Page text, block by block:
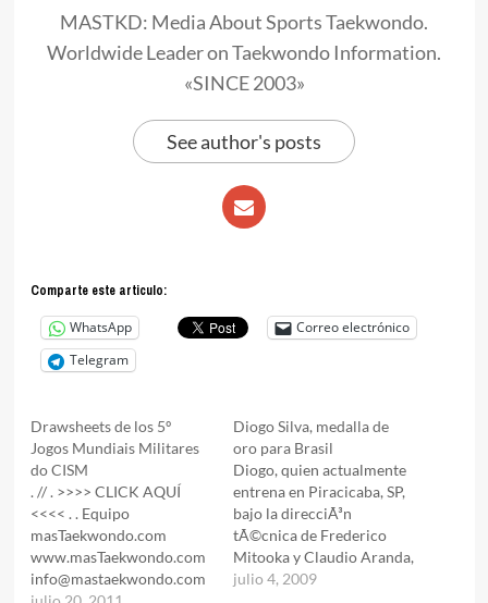
MASTKD: Media About Sports Taekwondo.
Worldwide Leader on Taekwondo Information.
«SINCE 2003»
See author's posts
Comparte este articulo:
WhatsApp
Correo electrónico
Telegram
Drawsheets de los 5º
Jogos Mundiais Militares
do CISM
. // . >>>> CLICK AQUÍ
<<<< . . Equipo
masTaekwondo.com
www.masTaekwondo.com
info@mastaekwondo.com
Diogo Silva, medalla de
oro para Brasil
Diogo, quien actualmente
entrena en Piracicaba, SP,
bajo la direcciÃ³n
tÃ©cnica de Frederico
Mitooka y Claudio Aranda,
llegÃ³ a la medalla de oro
julio 4, 2009